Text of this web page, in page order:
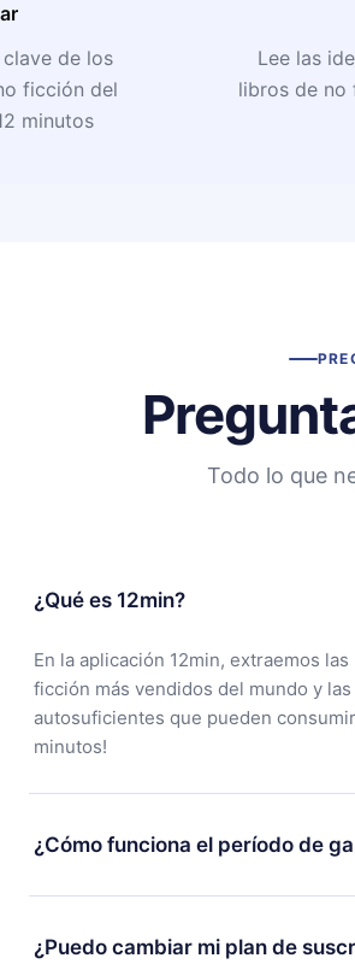
de los
ficción del
minutos
Lee las
libros de no
Todo lo que
¿Qué es 12min?
En la aplicación 12min, extraemos
ficción más vendidos del mundo y
autosuficientes que pueden
minutos!
¿Cómo funciona el período de
Puedes descargar nuestra
alguna razón no estás satisfecho
¿Puedo cambiar mi plan de